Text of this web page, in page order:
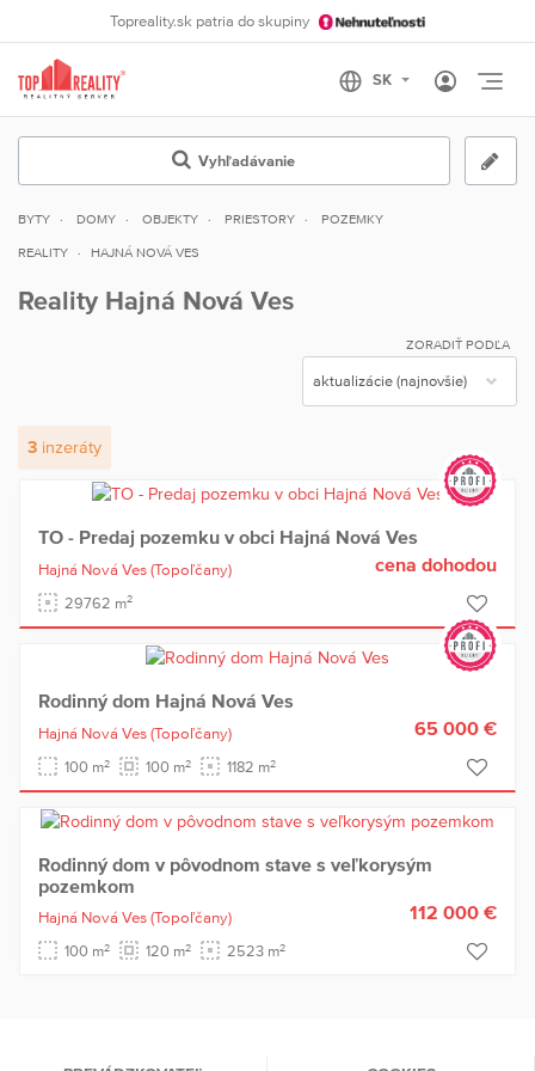
Topreality.sk patria do skupiny
Vyhľadávanie
BYTY DOMY OBJEKTY PRIESTORY POZEMKY
REALITY HAJNÁ NOVÁ VES
Reality Hajná Nová Ves
ZORADIŤ PODĽA
3 inzeráty
TO - Predaj pozemku v obci Hajná Nová Ves
Hajná Nová Ves (Topoľčany)
29762 m2
cena dohodou
Rodinný dom Hajná Nová Ves
Hajná Nová Ves (Topoľčany)
100 m2 100 m2 1182 m2
65 000 €
Rodinný dom v pôvodnom stave s veľkorysým
pozemkom
Hajná Nová Ves (Topoľčany)
100 m2 120 m2 2523 m2
112 000 €